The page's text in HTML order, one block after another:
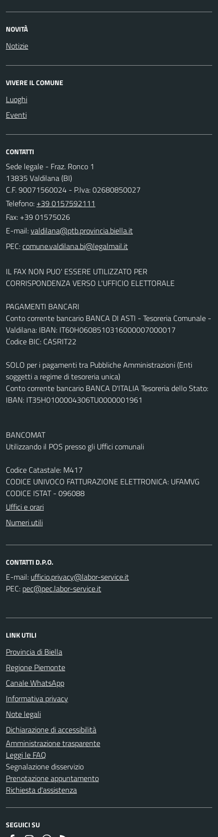
NOVITÀ
Notizie
VIVERE IL COMUNE
Luoghi
Eventi
CONTATTI
Sede legale - Fraz. Ronco 1
13835 Valdilana (BI)
C.F. 90071560024 - P.Iva: 02680850027
Telefono: +39 0157592111
Fax: +39 01575026
E-mail:
PEC:
IL FAX NON PUO' ESSERE UTILIZZATO PER
CORRISPONDENZA VERSO L'UFFICIO ELETTORALE
PAGAMENTI BANCARI
Conto corrente bancario BANCA DI ASTI - Tesoreria Comunale -
Valdilana: IBAN: IT60H0608510316000007000017
Codice BIC: CASRIT22
SOLO per i pagamenti tra Pubbliche Amministrazioni (Enti
soggetti a regime di tesoreria unica)
Conto corrente bancario BANCA D'ITALIA Tesoreria dello Stato:
IBAN: IT35H0100004306TU0000001961
BANCOMAT
Utilizzando il POS presso gli Uffici comunali
Codice Catastale: M417
CODICE UNIVOCO FATTURAZIONE ELETTRONICA: UFAMVG
CODICE ISTAT - 096088
Uffici e orari
Numeri utili
CONTATTI D.P.O.
E-mail:
PEC:
LINK UTILI
Provincia di Biella
Regione Piemonte
Canale WhatsApp
Informativa privacy
Note legali
Dichiarazione di accessibilità
Amministrazione trasparente
Leggi le FAQ
Segnalazione disservizio
Prenotazione appuntamento
Richiesta d'assistenza
SEGUICI SU